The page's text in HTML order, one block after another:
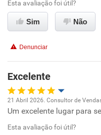
Conciliação com a vida
Esta avaliação foi útil?
Sim Não
Denunciar
Excelente
Oportunidade de promoção
21 Abril 2026. Consultor de
Um excelente lugar para
Esta avaliação foi útil?